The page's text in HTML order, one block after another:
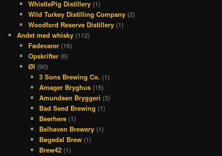
WhistlePig Distillery(1)
Wild Turkey Distilling Company(2)
Woodford Reserve Distillery(1)
Andet med whisky (112)
Fødevarer(16)
Opskrifter(6)
Øl (90)
3 Sons Brewing Co. (1)
Amager Bryghus (15)
Amundsen Bryggeri (3)
Bad Seed Brewing (1)
Beerhere (1)
Belhaven Brewery (1)
Bøgedal Brew (1)
Brew42 (1)